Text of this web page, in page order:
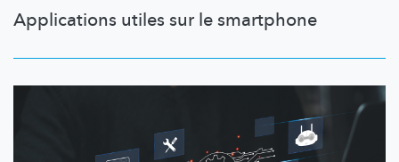
Applications utiles sur le smartphone